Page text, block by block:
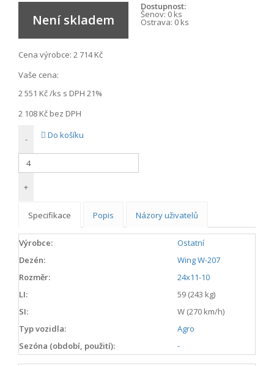
Není skladem
Dostupnost:
Šenov: 0 ks
Ostrava: 0 ks
Cena výrobce: 2 714 Kč
Vaše cena:
2 551 Kč/ks s DPH 21%
2 108 Kč bez DPH
-
+
Do košíku
Specifikace Popis Názory uživatelů
Výrobce:
Ostatní
Dezén:
Wing W-207
Rozměr:
24x11-10
LI:
59 (243 kg)
SI:
W (270 km/h)
Typ vozidla:
Agro
Sezóna (období, použití):
-